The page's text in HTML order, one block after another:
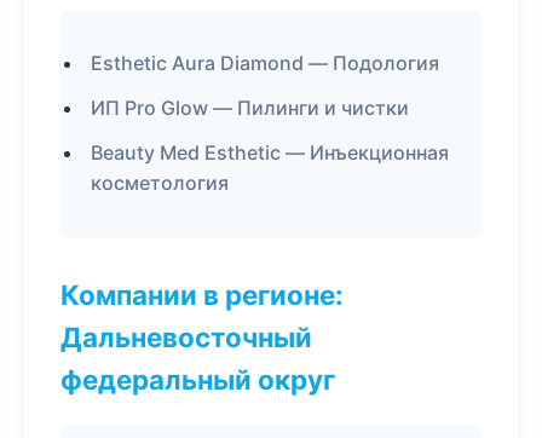
Esthetic Aura Diamond — Подология
ИП Pro Glow — Пилинги и чистки
Beauty Med Esthetic — Инъекционная
косметология
Компании в регионе:
Дальневосточный
федеральный округ